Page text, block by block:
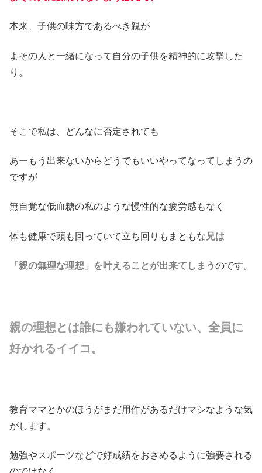
本来、子供の味方であるべき親が
よその人と一緒になって自分の子供を精神的に攻撃した
り。
そこで私は、どんなに否定されても
あーもう出来ないからどうでもいいやってなってしまうの
ですが
無自覚な低血糖の私のような慢性的な疲労感もなく
体も健康で頭も回っていて立ち回りもまともな 兄は
「親の無理な理想」を叶えることが出来てしまうのです。
親の理想とは誰にも嫌われていない、全員に
好かれるイイコ。
教育ママとかのほうがまだ用件があるだけマシなような気
がします。
勉強やスポーツなどで好成績をおさめるように強要される